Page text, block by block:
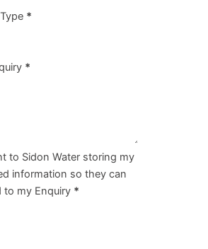
*
*
to Sidon Water storing my
information so they can
to my Enquiry *